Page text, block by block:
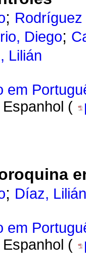
;
Diego;
Lilián
em
Espanhol (
; Díaz, Lilián
em
Espanhol (